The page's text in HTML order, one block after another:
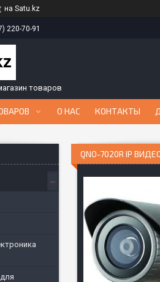
на Satu.kz
220-70-91
товаров
О НАС КОНТАКТЫ
QNO-7020R IP